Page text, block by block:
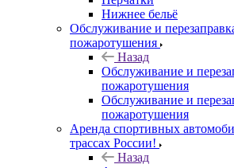
Нижнее бельё
Обслуживание и
пожаротушения
Назад
Обслуживание и
пожаротушения
Обслуживание и
пожаротушения
Аренда спортивных
трассах России!
Назад